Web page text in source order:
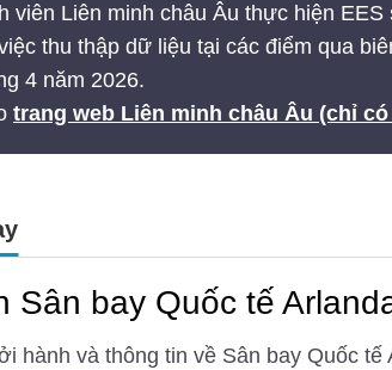
viên Liên minh châu Âu thực hiện
thu thập dữ liệu tại các điểm qua
4 năm 2026.
trang web Liên minh châu Âu (chỉ
Sân bay Quốc tế
hành và thông tin về Sân bay Quốc tế